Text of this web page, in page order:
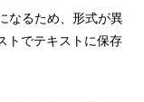
なるため、形式が異
トでテキストに保存